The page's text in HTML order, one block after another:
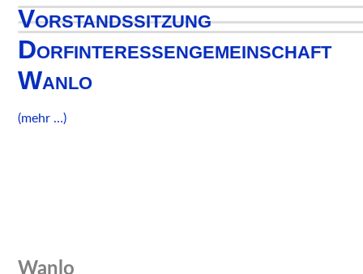
Vorstandssitzung
Dorfinteressengemeinschaft
Wanlo
(mehr …)
Wanlo